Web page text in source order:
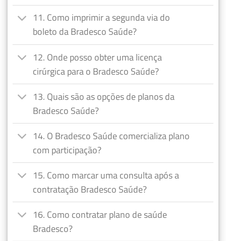
11. Como imprimir a segunda via do
boleto da Bradesco Saúde?
12. Onde posso obter uma licença
cirúrgica para o Bradesco Saúde?
13. Quais são as opções de planos da
Bradesco Saúde?
14. O Bradesco Saúde comercializa plano
com participação?
15. Como marcar uma consulta após a
contratação Bradesco Saúde?
16. Como contratar plano de saúde
Bradesco?